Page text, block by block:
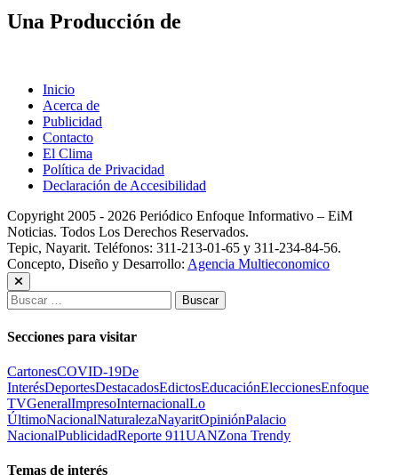
Una Producción de
Inicio
Acerca de
Publicidad
Contacto
El Clima
Política de Privacidad
Declaración de Accesibilidad
Copyright 2005 - 2026 Periódico Enfoque Informativo – EiM
Noticias. Todos Los Derechos Reservados.
Tepic, Nayarit. Teléfonos: 311-213-01-65 y 311-234-84-56.
Concepto, Diseño y Desarrollo: Agencia Multieconomico
Buscar:
Secciones para visitar
CartonesCOVID-19De
InterésDeportesDestacadosEdictosEducaciónEleccionesEnfoque
TVGeneralImpresoInternacionalLo
ÚltimoNacionalNaturalezaNayaritOpiniónPalacio
NacionalPublicidadReporte 911UANZona Trendy
Temas de interés